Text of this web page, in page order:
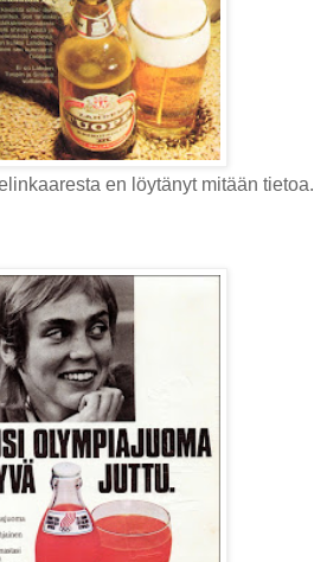
en löytänyt mitään tietoa.